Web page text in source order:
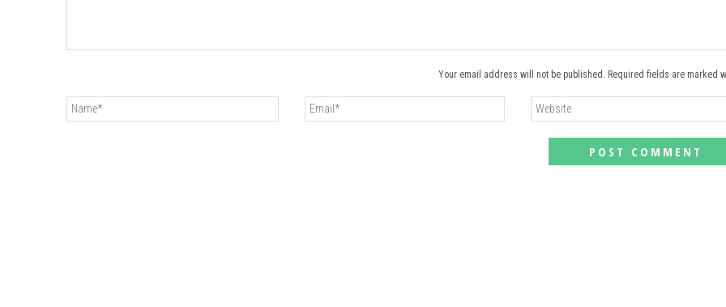
Your email address will not be published. Required fields are marked